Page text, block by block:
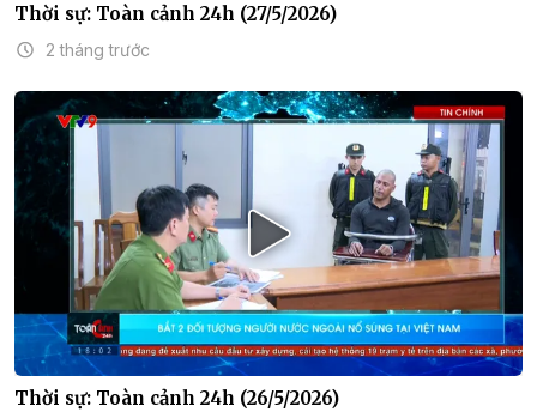
Thời sự: Toàn cảnh 24h (27/5/2026)
2 tháng trước
Thời sự: Toàn cảnh 24h (26/5/2026)